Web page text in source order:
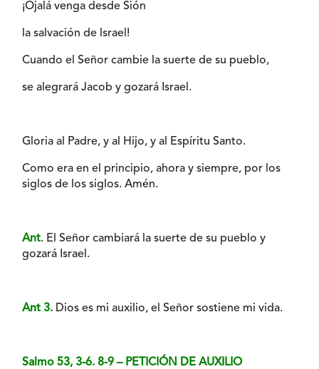
¡Ojalá venga desde Sión
la salvación de lsrael!
Cuando el Señor cambie la suerte de su pueblo,
se alegrará Jacob y gozará Israel.
Gloria al Padre, y al Hijo, y al Espíritu Santo.
Como era en el principio, ahora y siempre, por los
siglos de los siglos. Amén.
Ant. El Señor cambiará la suerte de su pueblo y
gozará Israel.
Ant 3. Dios es mi auxilio, el Señor sostiene mi vida.
Salmo 53, 3-6. 8-9 – PETICIÓN DE AUXILIO